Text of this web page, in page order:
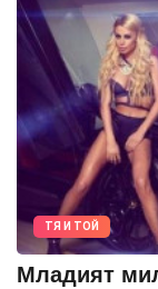
ТЯ И ТОЙ
Младият